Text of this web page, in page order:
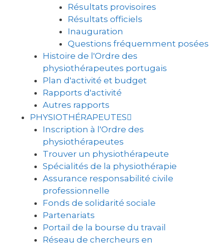
Résultats provisoires
Résultats officiels
Inauguration
Questions fréquemment posées
Histoire de l'Ordre des
physiothérapeutes portugais
Plan d'activité et budget
Rapports d'activité
Autres rapports
PHYSIOTHÉRAPEUTES
Inscription à l'Ordre des
physiothérapeutes
Trouver un physiothérapeute
Spécialités de la physiothérapie
Assurance responsabilité civile
professionnelle
Fonds de solidarité sociale
Partenariats
Portail de la bourse du travail
Réseau de chercheurs en